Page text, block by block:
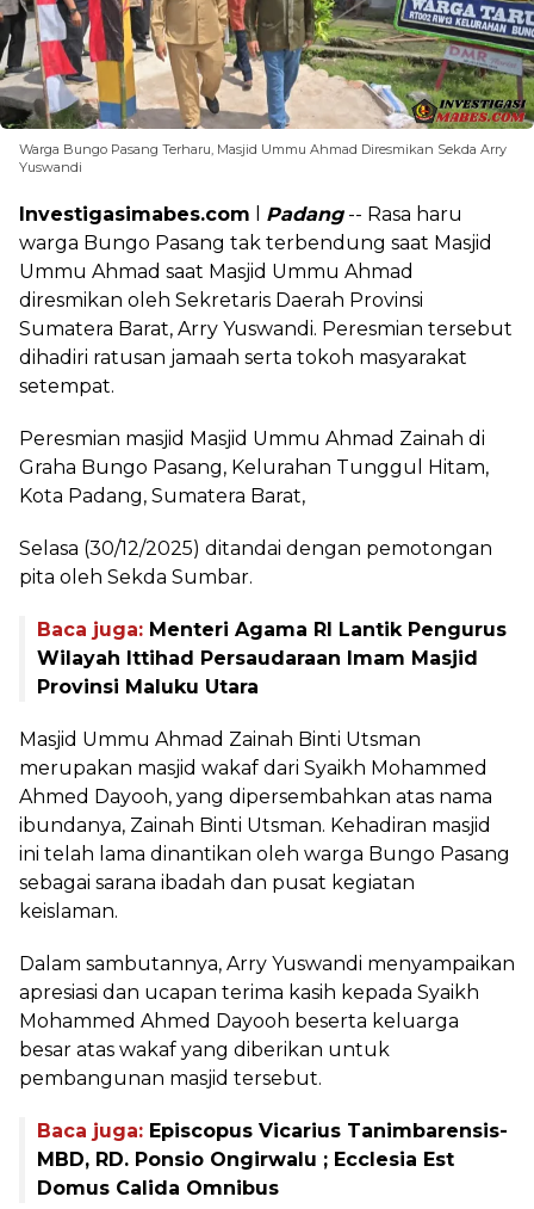
Warga Bungo Pasang Terharu, Masjid Ummu Ahmad Diresmikan Sekda Arry
Yuswandi
Investigasimabes.com Padang-- Rasa haru
warga Bungo Pasang tak terbendung saat Masjid
Ummu Ahmad saat Masjid Ummu Ahmad
diresmikan oleh Sekretaris Daerah Provinsi
Sumatera Barat, Arry Yuswandi. Peresmian tersebut
dihadiri ratusan jamaah serta tokoh masyarakat
setempat.
Peresmian masjid Masjid Ummu Ahmad Zainah di
Graha Bungo Pasang, Kelurahan Tunggul Hitam,
Kota Padang, Sumatera Barat,
Selasa (30/12/2025) ditandai dengan pemotongan
pita oleh Sekda Sumbar.
Baca juga: Menteri Agama RI Lantik Pengurus
Wilayah Ittihad Persaudaraan Imam Masjid
Provinsi Maluku Utara
Masjid Ummu Ahmad Zainah Binti Utsman
merupakan masjid wakaf dari Syaikh Mohammed
Ahmed Dayooh, yang dipersembahkan atas nama
ibundanya, Zainah Binti Utsman. Kehadiran masjid
ini telah lama dinantikan oleh warga Bungo Pasang
sebagai sarana ibadah dan pusat kegiatan
keislaman.
Dalam sambutannya, Arry Yuswandi menyampaikan
apresiasi dan ucapan terima kasih kepada Syaikh
Mohammed Ahmed Dayooh beserta keluarga
besar atas wakaf yang diberikan untuk
pembangunan masjid tersebut.
Baca juga: Episcopus Vicarius Tanimbarensis-
MBD, RD. Ponsio Ongirwalu ; Ecclesia Est
Domus Calida Omnibus